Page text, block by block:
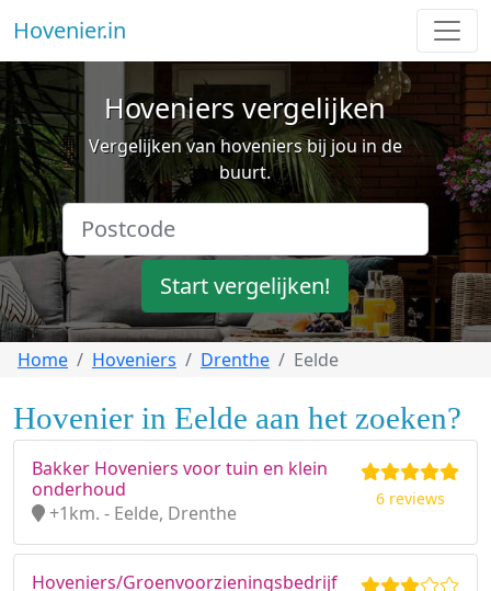
Hovenier.in
Hoveniers vergelijken
Vergelijken van hoveniers bij jou in de
buurt.
Start vergelijken!
Home Hoveniers Drenthe Eelde
Hovenier in Eelde aan het zoeken?
Bakker Hoveniers voor tuin en klein
onderhoud
+1km. - Eelde, Drenthe
6 reviews
Hoveniers/Groenvoorzieningsbedrijf